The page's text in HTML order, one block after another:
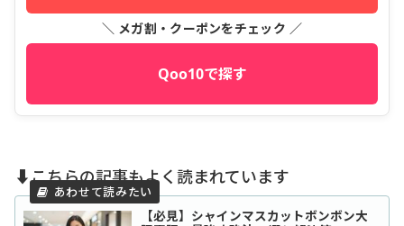
＼ メガ割・クーポンをチェック ／
Qoo10で探す
⬇️こちらの記事もよく読まれています
【必見】シャインマスカットボンボン大